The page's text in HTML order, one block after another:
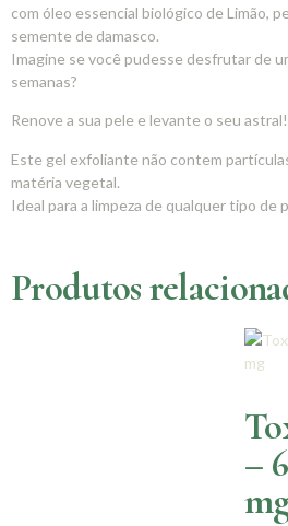
com óleo essencial biológico de Limão,
semente de damasco.
Imagine se você pudesse desfrutar de
semanas?
Renove a sua pele e levante o seu astral!
Este gel exfoliante não contem
matéria vegetal.
Ideal para a limpeza de qualquer tipo de
Produtos
–